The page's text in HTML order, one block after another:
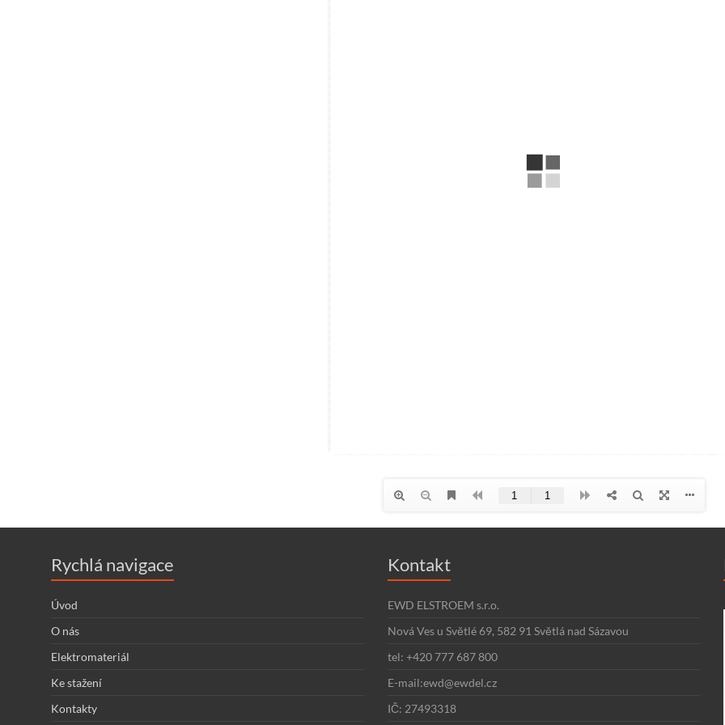
Rychlá navigace
Úvod
O nás
Elektromateriál
Ke stažení
Kontakty
Kontakt
EWD ELSTROEM s.r.o.
Nová Ves u Světlé 69, 582 91 Světlá nad Sázavou
tel: +420 777 687 800
E-mail:ewd@ewdel.cz
IČ: 27493318